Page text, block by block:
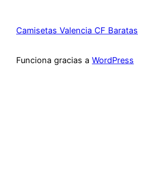
Camisetas Valencia CF Baratas
Funciona gracias a WordPress